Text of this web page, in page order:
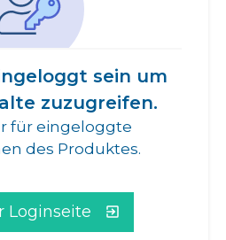
sein um
zuzugreifen.
für eingeloggte
des Produktes.
Loginseite